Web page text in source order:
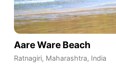
Aare Ware Beach
Ratnagiri, Maharashtra, India